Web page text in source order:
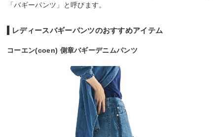
「バギーパンツ」と呼びます。
レディースバギーパンツのおすすめアイテム
コーエン(coen) 側章バギーデニムパンツ